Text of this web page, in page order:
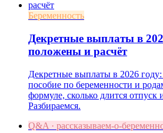
Беременность
Декретные выплаты в
положены и расчёт
Декретные выплаты в 2026
пособие по беременности и
формуле, сколько длится отпуск
Разбираемся.
Q&A · рассказываем-о-